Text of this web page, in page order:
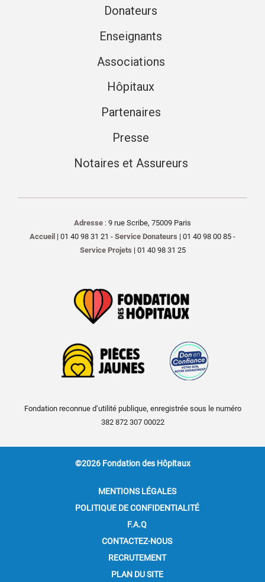
Donateurs
Enseignants
Associations
Hôpitaux
Partenaires
Presse
Notaires et Assureurs
Adresse : 9 rue Scribe, 75009 Paris
Accueil | 01 40 98 31 21 - Service Donateurs | 01 40 98 00 85 -
Service Projets | 01 40 98 31 25
Fondation reconnue d’utilité publique, enregistrée sous le numéro
382 872 307 00022
©2026 Fondation des Hôpitaux
MENTIONS LÉGALES
POLITIQUE DE CONFIDENTIALITÉ
F.A.Q
CONTACTEZ-NOUS
RECRUTEMENT
PLAN DU SITE